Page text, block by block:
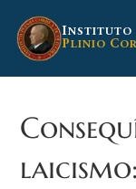
para
INSTITUTO
PLINIO C